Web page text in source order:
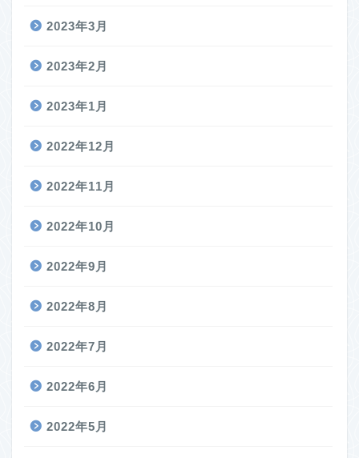
2023年3月
2023年2月
2023年1月
2022年12月
2022年11月
2022年10月
2022年9月
2022年8月
2022年7月
2022年6月
2022年5月